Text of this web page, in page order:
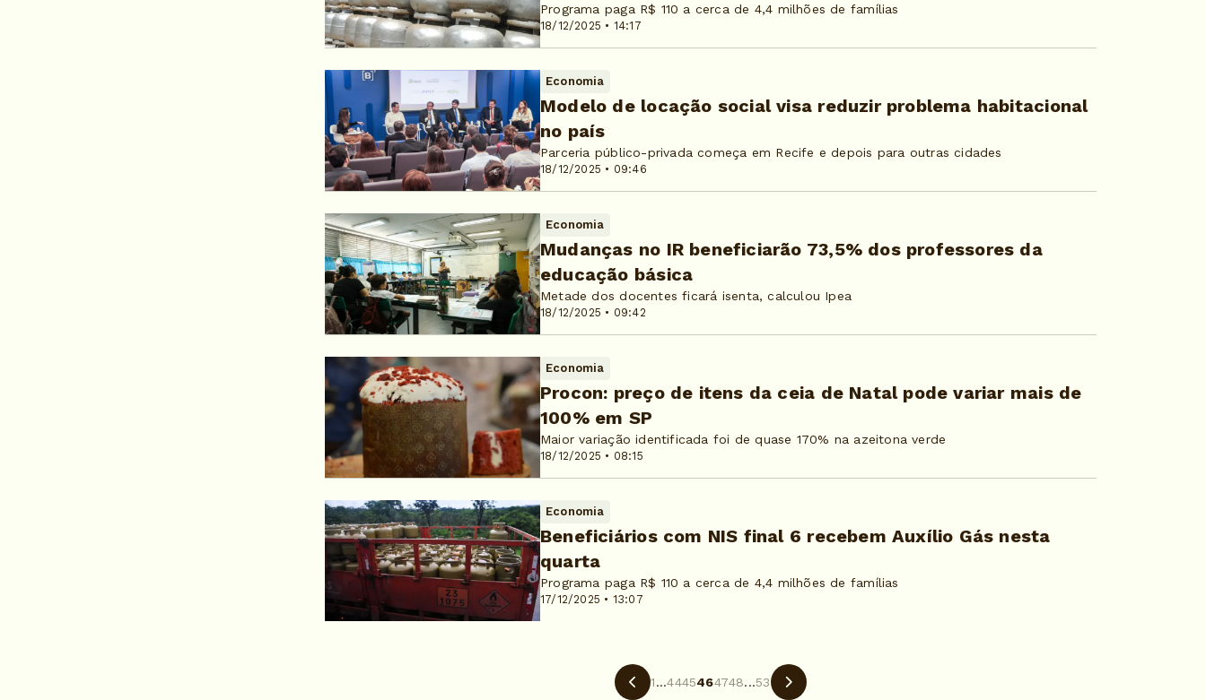
18/12/2025 • 14:17
Programa paga R$ 110 a cerca de 4,4 milhões de famílias
Economia
18/12/2025 • 09:46
Modelo de locação social visa reduzir problema habitacional
no país
Parceria público-privada começa em Recife e depois para outras cidades
Economia
18/12/2025 • 09:42
Mudanças no IR beneficiarão 73,5% dos professores da
educação básica
Metade dos docentes ficará isenta, calculou Ipea
Economia
18/12/2025 • 08:15
Procon: preço de itens da ceia de Natal pode variar mais de
100% em SP
Maior variação identificada foi de quase 170% na azeitona verde
Economia
17/12/2025 • 13:07
Beneficiários com NIS final 6 recebem Auxílio Gás nesta
quarta
Programa paga R$ 110 a cerca de 4,4 milhões de famílias
1...4445464748...53